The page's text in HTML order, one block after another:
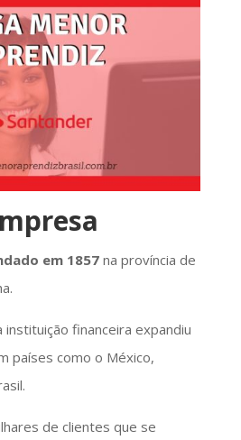
em 1857na província de
instituição financeira expandiu
países como o México,
de clientes que se